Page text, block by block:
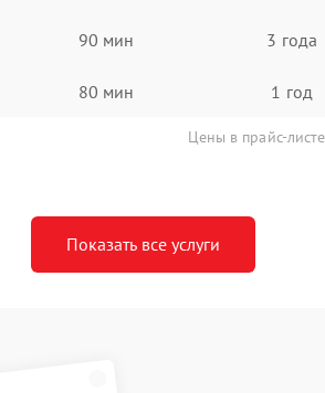
90 мин 3 года
80 мин 1 год
Цены в прайс-
Показать все услуги